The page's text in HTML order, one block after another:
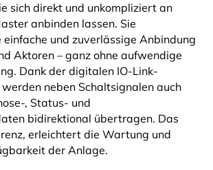
sich direkt und unkompliziert an
anbinden lassen. Sie
einfache und zuverlässige Anbindung
Dank der digitalen IO-Link-
Schaltsignalen auch
, Status- und
bidirektional übertragen. Das
der Anlage.